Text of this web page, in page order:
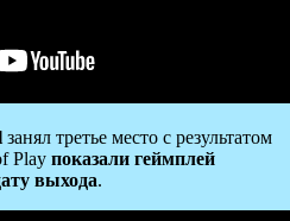
занял третье место с результатом
Play показали геймплей
выхода.